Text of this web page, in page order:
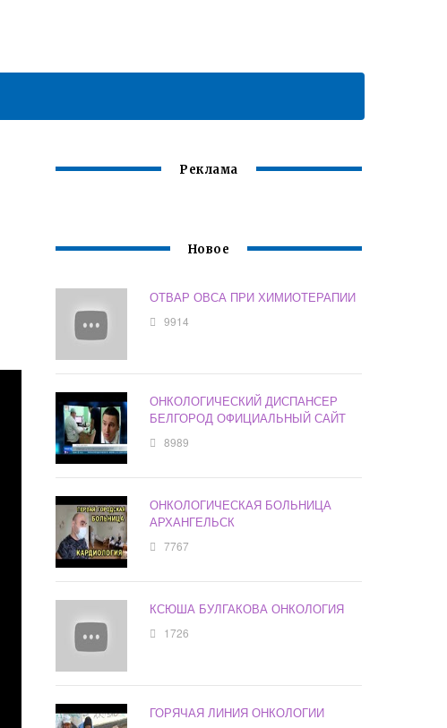
Реклама
Новое
ОТВАР ОВСА ПРИ ХИМИОТЕРАПИИ
9914
ОНКОЛОГИЧЕСКИЙ ДИСПАНСЕР
БЕЛГОРОД ОФИЦИАЛЬНЫЙ САЙТ
8989
ОНКОЛОГИЧЕСКАЯ БОЛЬНИЦА
АРХАНГЕЛЬСК
7767
КСЮША БУЛГАКОВА ОНКОЛОГИЯ
1726
ГОРЯЧАЯ ЛИНИЯ ОНКОЛОГИИ